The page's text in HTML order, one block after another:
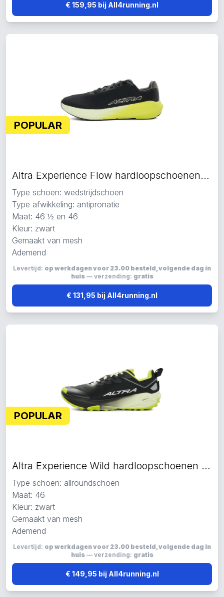
€ 159,95 bij All4running.nl
POPULAR
Altra Experience Flow hardloopschoenen zwart
Type schoen: wedstrijdschoen
Type afwikkeling: antipronatie
Maat: 46 ½ en 46
Kleur: zwart
Gemaakt van mesh
Ademend
Levertijd: op werkdagen voor 23.00 besteld, volgende dag in
huis— verzending: gratis
€ 131,95 bij All4running.nl
POPULAR
Altra Experience Wild hardloopschoenen zwart
Type schoen: allroundschoen
Maat: 46
Kleur: zwart
Gemaakt van mesh
Ademend
Levertijd: op werkdagen voor 23.00 besteld, volgende dag in
huis— verzending: gratis
€ 149,95 bij All4running.nl